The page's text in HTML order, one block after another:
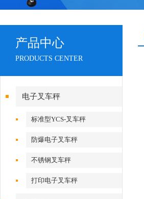
产品中心
PRODUCTS CENTER
电子叉车秤
标准型YCS-叉车秤
防爆电子叉车秤
不锈钢叉车秤
打印电子叉车秤